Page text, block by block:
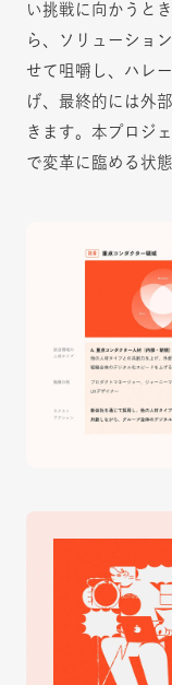
い挑戦に向かうと
ら、ソリューショ
せて咀嚼し、ハレ
げ、最終的には外
きます。本プロジ
で変革に臨める状